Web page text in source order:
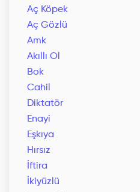
Aç Köpek
Aç Gözlü
Amk
Akıllı Ol
Bok
Cahil
Diktatör
Enayi
Eşkıya
Hırsız
İftira
İkiyüzlü